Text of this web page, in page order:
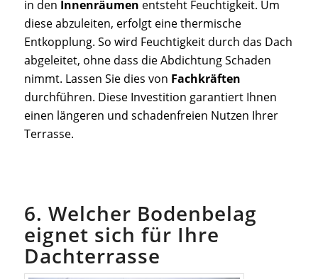
in den Innenräumen entsteht Feuchtigkeit. Um
diese abzuleiten, erfolgt eine thermische
Entkopplung. So wird Feuchtigkeit durch das Dach
abgeleitet, ohne dass die Abdichtung Schaden
nimmt. Lassen Sie dies von Fachkräften
durchführen. Diese Investition garantiert Ihnen
einen längeren und schadenfreien Nutzen Ihrer
Terrasse.
6. Welcher Bodenbelag
eignet sich für Ihre
Dachterrasse